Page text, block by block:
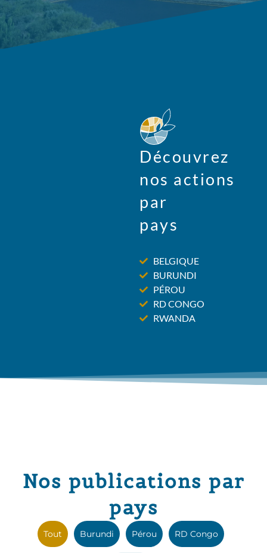
Découvrez
nos actions
par
pays
BELGIQUE
BURUNDI
PÉROU
RD CONGO
RWANDA
Nos publications par
pays
Tout Burundi Pérou RD Congo